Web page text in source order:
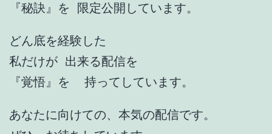
『秘訣』を 限定公開しています。
どん底を経験した
私だけが 出来る配信を
『覚悟』を 持ってしています。
あなたに向けての、本気の配信です。